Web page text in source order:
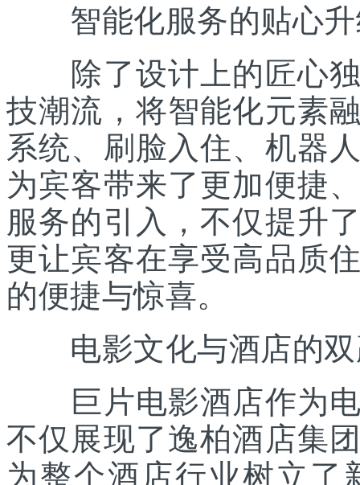
智能化服务的贴心升
除了设计上的匠心独
技潮流，将智能化元素
系统、刷脸入住、机器
为宾客带来了更加便捷
服务的引入，不仅提升
更让宾客在享受高品质
的便捷与惊喜。
电影文化与酒店的双
巨片电影酒店作为电
不仅展现了逸柏酒店集
为整个酒店行业树立了